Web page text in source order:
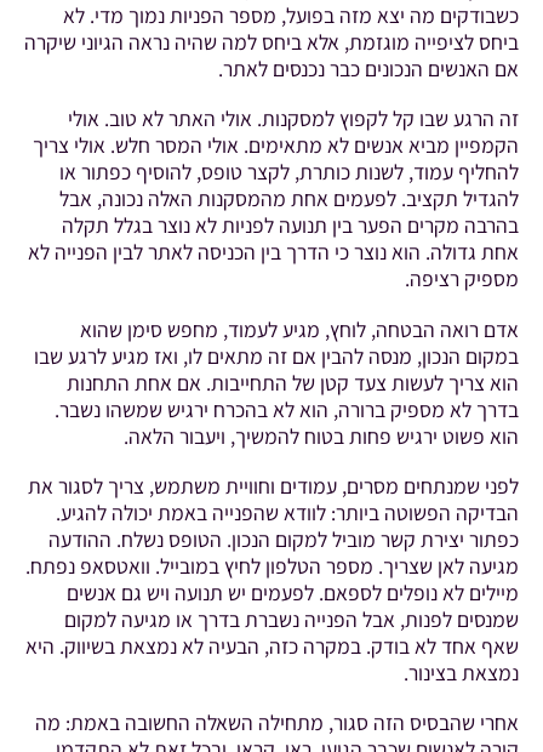
כשבודקים מה יצא מזה בפועל, מספר הפניות נמוך מדי. לא
ביחס לציפייה מוגזמת, אלא ביחס למה שהיה נראה הגיוני שיקרה
אם האנשים הנכונים כבר נכנסים לאתר.
זה הרגע שבו קל לקפוץ למסקנות. אולי האתר לא טוב. אולי
הקמפיין מביא אנשים לא מתאימים. אולי המסר חלש. אולי צריך
להחליף עמוד, לשנות כותרת, לקצר טופס, להוסיף כפתור או
להגדיל תקציב. לפעמים אחת מהמסקנות האלה נכונה, אבל
בהרבה מקרים הפער בין תנועה לפניות לא נוצר בגלל תקלה
אחת גדולה. הוא נוצר כי הדרך בין הכניסה לאתר לבין הפנייה לא
מספיק רציפה.
אדם רואה הבטחה, לוחץ, מגיע לעמוד, מחפש סימן שהוא
במקום הנכון, מנסה להבין אם זה מתאים לו, ואז מגיע לרגע שבו
הוא צריך לעשות צעד קטן של התחייבות. אם אחת התחנות
בדרך לא מספיק ברורה, הוא לא בהכרח ירגיש שמשהו נשבר.
הוא פשוט ירגיש פחות בטוח להמשיך, ויעבור הלאה.
לפני שמנתחים מסרים, עמודים וחוויית משתמש, צריך לסגור את
הבדיקה הפשוטה ביותר: לוודא שהפנייה באמת יכולה להגיע.
כפתור יצירת קשר מוביל למקום הנכון. הטופס נשלח. ההודעה
מגיעה לאן שצריך. מספר הטלפון לחיץ במובייל. וואטסאפ נפתח.
מיילים לא נופלים לספאם. לפעמים יש תנועה ויש גם אנשים
שמנסים לפנות, אבל הפנייה נשברת בדרך או מגיעה למקום
שאף אחד לא בודק. במקרה כזה, הבעיה לא נמצאת בשיווק. היא
נמצאת בצינור.
אחרי שהבסיס הזה סגור, מתחילה השאלה החשובה באמת: מה